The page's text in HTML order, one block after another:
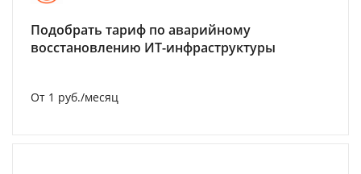
Подобрать тариф по аварийному
восстановлению ИТ-инфраструктуры
От 1 руб./месяц